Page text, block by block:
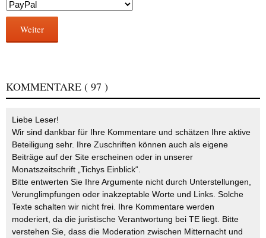
Weiter
KOMMENTARE ( 97 )
Liebe Leser!
Wir sind dankbar für Ihre Kommentare und schätzen Ihre aktive
Beteiligung sehr. Ihre Zuschriften können auch als eigene
Beiträge auf der Site erscheinen oder in unserer
Monatszeitschrift „Tichys Einblick“.
Bitte entwerten Sie Ihre Argumente nicht durch Unterstellungen,
Verunglimpfungen oder inakzeptable Worte und Links. Solche
Texte schalten wir nicht frei. Ihre Kommentare werden
moderiert, da die juristische Verantwortung bei TE liegt. Bitte
verstehen Sie, dass die Moderation zwischen Mitternacht und